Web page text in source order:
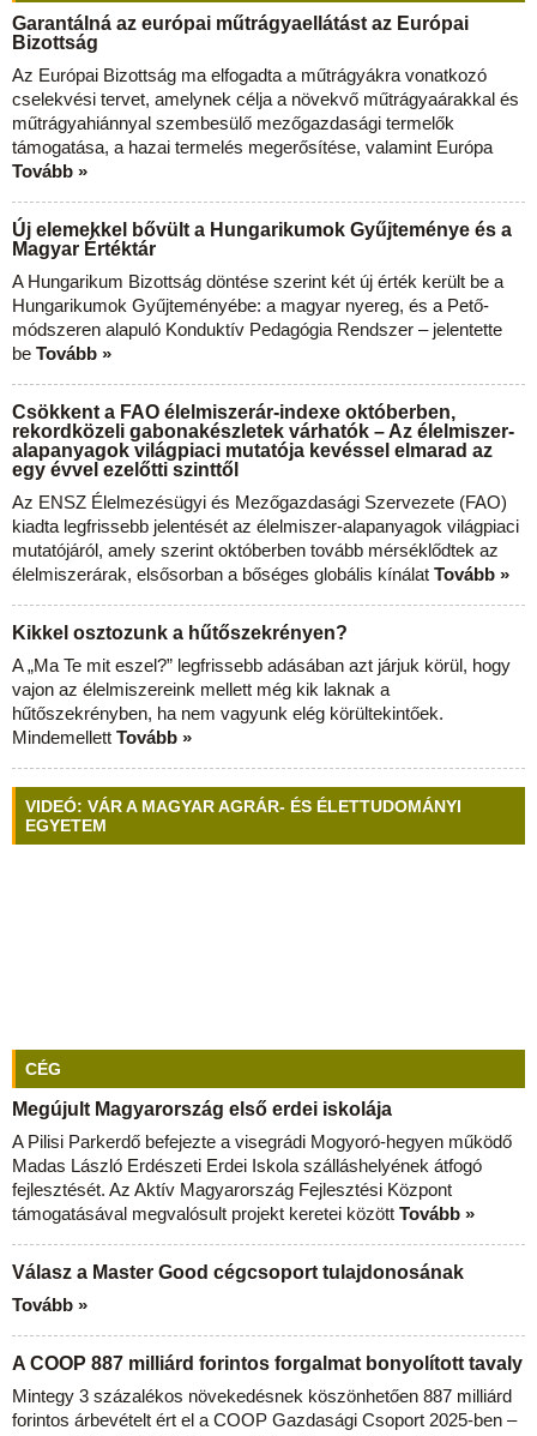
Garantálná az európai műtrágyaellátást az Európai
Bizottság
Az Európai Bizottság ma elfogadta a műtrágyákra vonatkozó
cselekvési tervet, amelynek célja a növekvő műtrágyaárakkal és
műtrágyahiánnyal szembesülő mezőgazdasági termelők
támogatása, a hazai termelés megerősítése, valamint Európa
Tovább »
Új elemekkel bővült a Hungarikumok Gyűjteménye és a
Magyar Értéktár
A Hungarikum Bizottság döntése szerint két új érték került be a
Hungarikumok Gyűjteményébe: a magyar nyereg, és a Pető-
módszeren alapuló Konduktív Pedagógia Rendszer – jelentette
be Tovább »
Csökkent a FAO élelmiszerár-indexe októberben,
rekordközeli gabonakészletek várhatók – Az élelmiszer-
alapanyagok világpiaci mutatója kevéssel elmarad az
egy évvel ezelőtti szinttől
Az ENSZ Élelmezésügyi és Mezőgazdasági Szervezete (FAO)
kiadta legfrissebb jelentését az élelmiszer-alapanyagok világpiaci
mutatójáról, amely szerint októberben tovább mérséklődtek az
élelmiszerárak, elsősorban a bőséges globális kínálat Tovább »
Kikkel osztozunk a hűtőszekrényen?
A „Ma Te mit eszel?” legfrissebb adásában azt járjuk körül, hogy
vajon az élelmiszereink mellett még kik laknak a
hűtőszekrényben, ha nem vagyunk elég körültekintőek.
Mindemellett Tovább »
VIDEÓ: VÁR A MAGYAR AGRÁR- ÉS ÉLETTUDOMÁNYI
EGYETEM
CÉG
Megújult Magyarország első erdei iskolája
A Pilisi Parkerdő befejezte a visegrádi Mogyoró-hegyen működő
Madas László Erdészeti Erdei Iskola szálláshelyének átfogó
fejlesztését. Az Aktív Magyarország Fejlesztési Központ
támogatásával megvalósult projekt keretei között Tovább »
Válasz a Master Good cégcsoport tulajdonosának
Tovább »
A COOP 887 milliárd forintos forgalmat bonyolított tavaly
Mintegy 3 százalékos növekedésnek köszönhetően 887 milliárd
forintos árbevételt ért el a COOP Gazdasági Csoport 2025-ben –